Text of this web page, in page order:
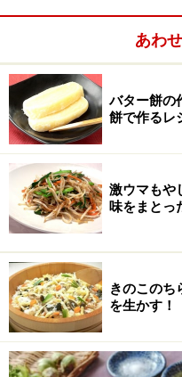
、周囲
っくり返して焼いて、次
7.生クリームに砂糖を加
シをスライスする。ク
げに粉糖をふりかける。）
ひとこと
油が多すぎると綺麗に焼
ではなく、「油のついた
してください。使いこな
に油で拭えば、焼くたび
あわ
バター餅の
餅で作るレ
激ウマもや
味をまとっ
きのこの
を生かす！